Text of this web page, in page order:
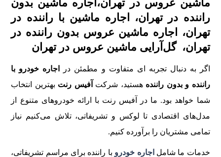
ماشین عروس در تهران،اجاره ماشین بدون
راننده در تهران، اجاره ماشین با راننده در
تهران، اجاره ماشین عروس بدون راننده در
تهران، گل‌آرایی ماشین عروس در تهران
اگر به دنبال تجربه‌ ای متفاوت و مطمئن در
اجاره خودرو با
راننده و بدون راننده هستید، شرکت آفیس رنت بهترین انتخاب
شما خواهد بود. ما در آفیس رنت با ارائه خودروهای متنوع از
مدل‌های اقتصادی تا لوکس و تشریفاتی، تلاش می‌کنیم نیاز
تمامی مشتریان را برآورده کنیم.
خدمات ما شامل اجاره خودرو با راننده برای مراسم تشریفاتی،